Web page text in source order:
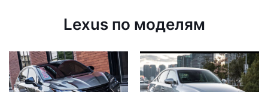
Lexus по моделям